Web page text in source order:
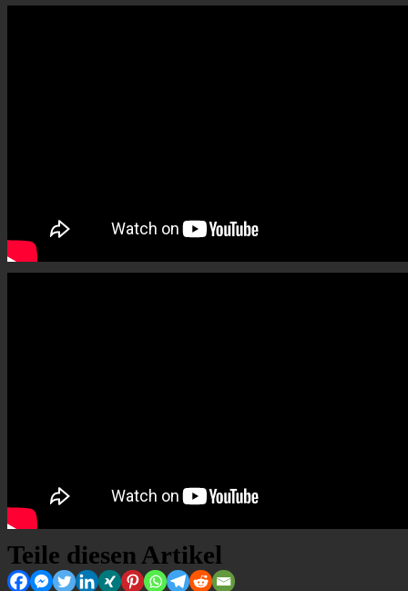
Teile diesen Artikel